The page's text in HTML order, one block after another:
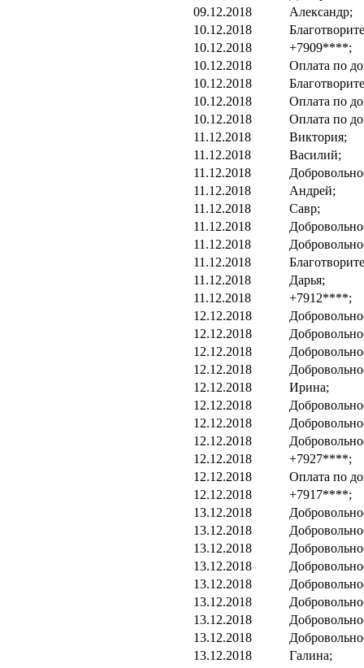
09.12.2018
Александр;
10.12.2018
10.12.2018
+7909****;
10.12.2018
Оплата по
10.12.2018
10.12.2018
Оплата по
10.12.2018
Оплата по
11.12.2018
Виктория;
11.12.2018
Василий;
11.12.2018
11.12.2018
Андрей;
11.12.2018
Савр;
11.12.2018
11.12.2018
11.12.2018
11.12.2018
Дарья;
11.12.2018
+7912****;
12.12.2018
12.12.2018
12.12.2018
12.12.2018
12.12.2018
Ирина;
12.12.2018
12.12.2018
12.12.2018
12.12.2018
+7927****;
12.12.2018
Оплата по
12.12.2018
+7917****;
13.12.2018
13.12.2018
13.12.2018
13.12.2018
13.12.2018
13.12.2018
13.12.2018
13.12.2018
13.12.2018
Галина;